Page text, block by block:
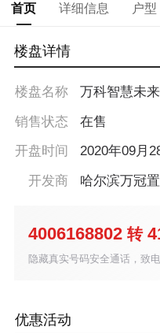
首页 详细信息 户型
楼盘详情
楼盘名称
万科智慧未
销售状态
在售
开盘时间
2020年09月
开发商
哈尔滨万冠
4006168802 转
隐藏真实号码安全通话，致
优惠活动